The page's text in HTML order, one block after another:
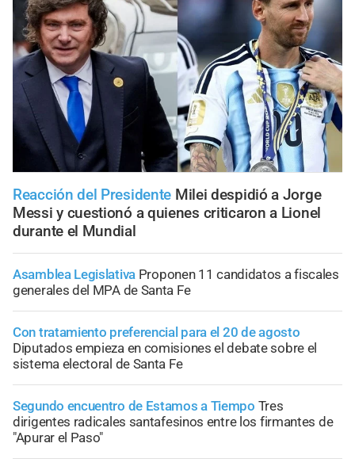
Reacción del Presidente Milei despidió a Jorge
Messi y cuestionó a quienes criticaron a Lionel
durante el Mundial
Asamblea Legislativa Proponen 11 candidatos a fiscales
generales del MPA de Santa Fe
Con tratamiento preferencial para el 20 de agosto
Diputados empieza en comisiones el debate sobre el
sistema electoral de Santa Fe
Segundo encuentro de Estamos a Tiempo Tres
dirigentes radicales santafesinos entre los firmantes de
"Apurar el Paso"